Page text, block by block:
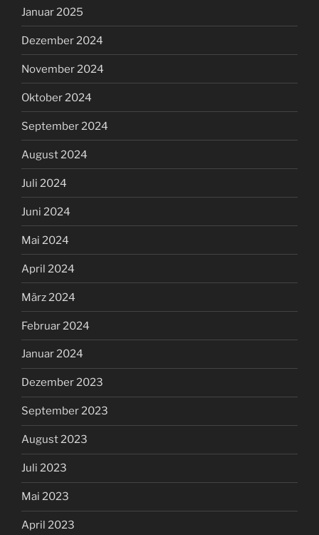
Januar 2025
Dezember 2024
November 2024
Oktober 2024
September 2024
August 2024
Juli 2024
Juni 2024
Mai 2024
April 2024
März 2024
Februar 2024
Januar 2024
Dezember 2023
September 2023
August 2023
Juli 2023
Mai 2023
April 2023